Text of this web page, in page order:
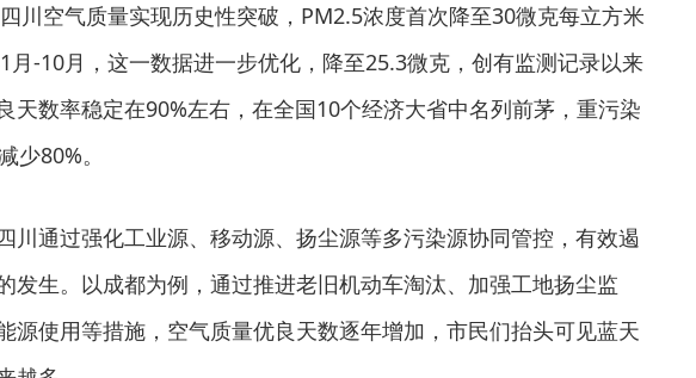
川空气质量实现历史性突破，PM2.5浓度首次降至30微克每立方米
月-10月，这一数据进一步优化，降至25.3微克，创有监测记录以来
天数率稳定在90%左右，在全国10个经济大省中名列前茅，重污染
少80%。
川通过强化工业源、移动源、扬尘源等多污染源协同管控，有效遏
发生。以成都为例，通过推进老旧机动车淘汰、加强工地扬尘监
源使用等措施，空气质量优良天数逐年增加，市民们抬头可见蓝天